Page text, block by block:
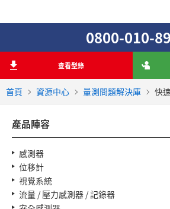
首頁 資源中心 量測問題解決庫 快
0800-010-
查看型錄
產品陣容
感測器
位移計
視覺系統
流量 / 壓力感測器 / 記錄器